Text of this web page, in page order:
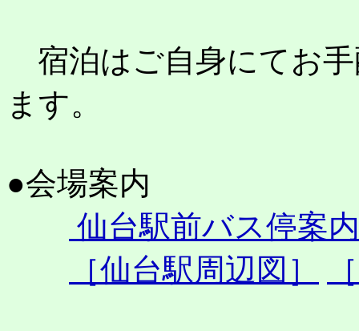
宿泊はご自身にてお
ます。
●会場案内
仙台駅前バス停案内
［仙台駅周辺図］